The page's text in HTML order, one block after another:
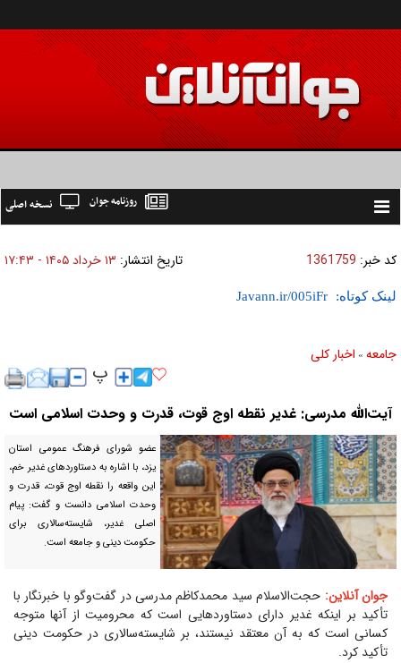
Toggle
نسخه اصلی روزنامه جوان
کد خبر: 1361759 تاریخ انتشار: ۱۳ خرداد ۱۴۰۵ - ۱۷:۴۳
لینک کوتاه:
جامعه » اخبار كلی
آیت‌الله مدرسی: غدیر نقطه اوج قوت، قدرت و وحدت اسلامی است
عضو شورای فرهنگ عمومی استان
یزد، با اشاره به دستاورد‌های غدیر خم،
این واقعه را نقطه اوج قوت، قدرت و
وحدت اسلامی دانست و گفت: پیام
اصلی غدیر، شایسته‌سالاری برای
حکومت دینی و جامعه است.
جوان آنلاین: حجت‌الاسلام سید محمدکاظم مدرسی در گفت‌و‌گو با خبرنگار با
تأکید بر اینکه غدیر دارای دستاورد‌هایی است که محرومیت از آنها متوجه
کسانی است که به آن معتقد نیستند، بر شایسته‌سالاری در حکومت دینی
تأکید کرد.